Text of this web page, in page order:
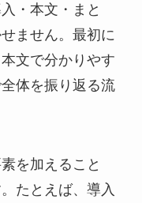
・本文・まと
ません。最初に
文で分かりやす
体を振り返る流
を加えること
たとえば、導入